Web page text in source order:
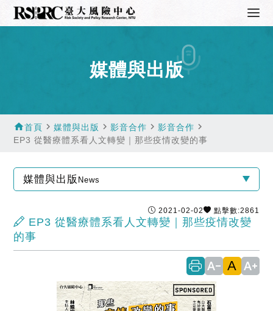
媒體與出版
home首頁 navigate_next媒體與出版 navigate_next影音合作 navigate_next影音合作 navigate_next
EP3 從醫療體系看人文轉變｜那些疫情改變的事
媒體與出版 News
2021-02-02 點擊數:2861
EP3 從醫療體系看人文轉變｜那些疫情改變
的事
text_decrease A text_increase